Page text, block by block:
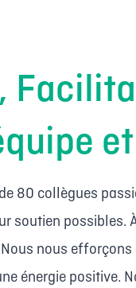
80 collègues
soutien possibles.
Nous nous
énergie positive.